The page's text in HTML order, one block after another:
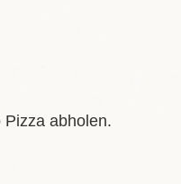
abholen.